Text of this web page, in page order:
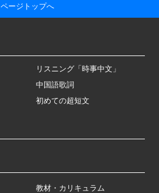
ページトップへ
リスニング「時事中文」
中国語歌詞
初めての超短文
教材・カリキュラム